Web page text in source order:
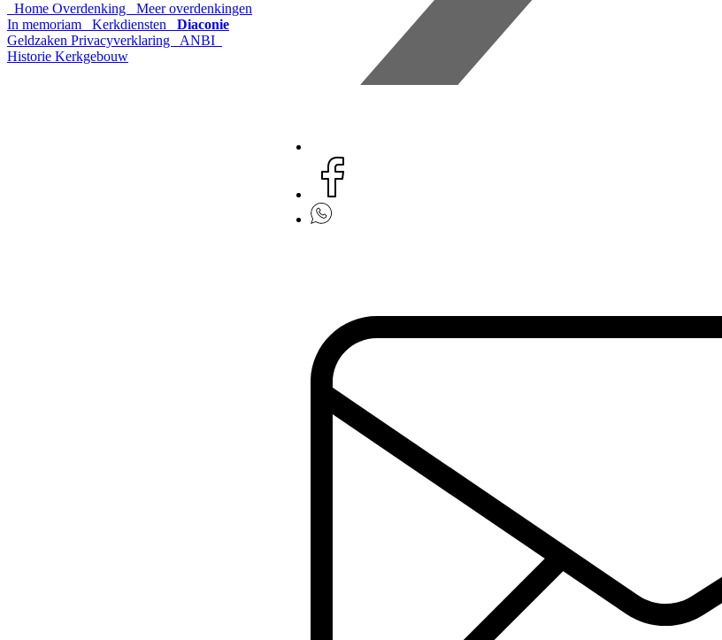
Home Overdenking
Meer overdenkingen
In memoriam
Kerkdiensten
Diaconie
Geldzaken Privacyverklaring
ANBI
Historie Kerkgebouw